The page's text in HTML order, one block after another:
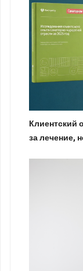
Клиентский
за лечение,